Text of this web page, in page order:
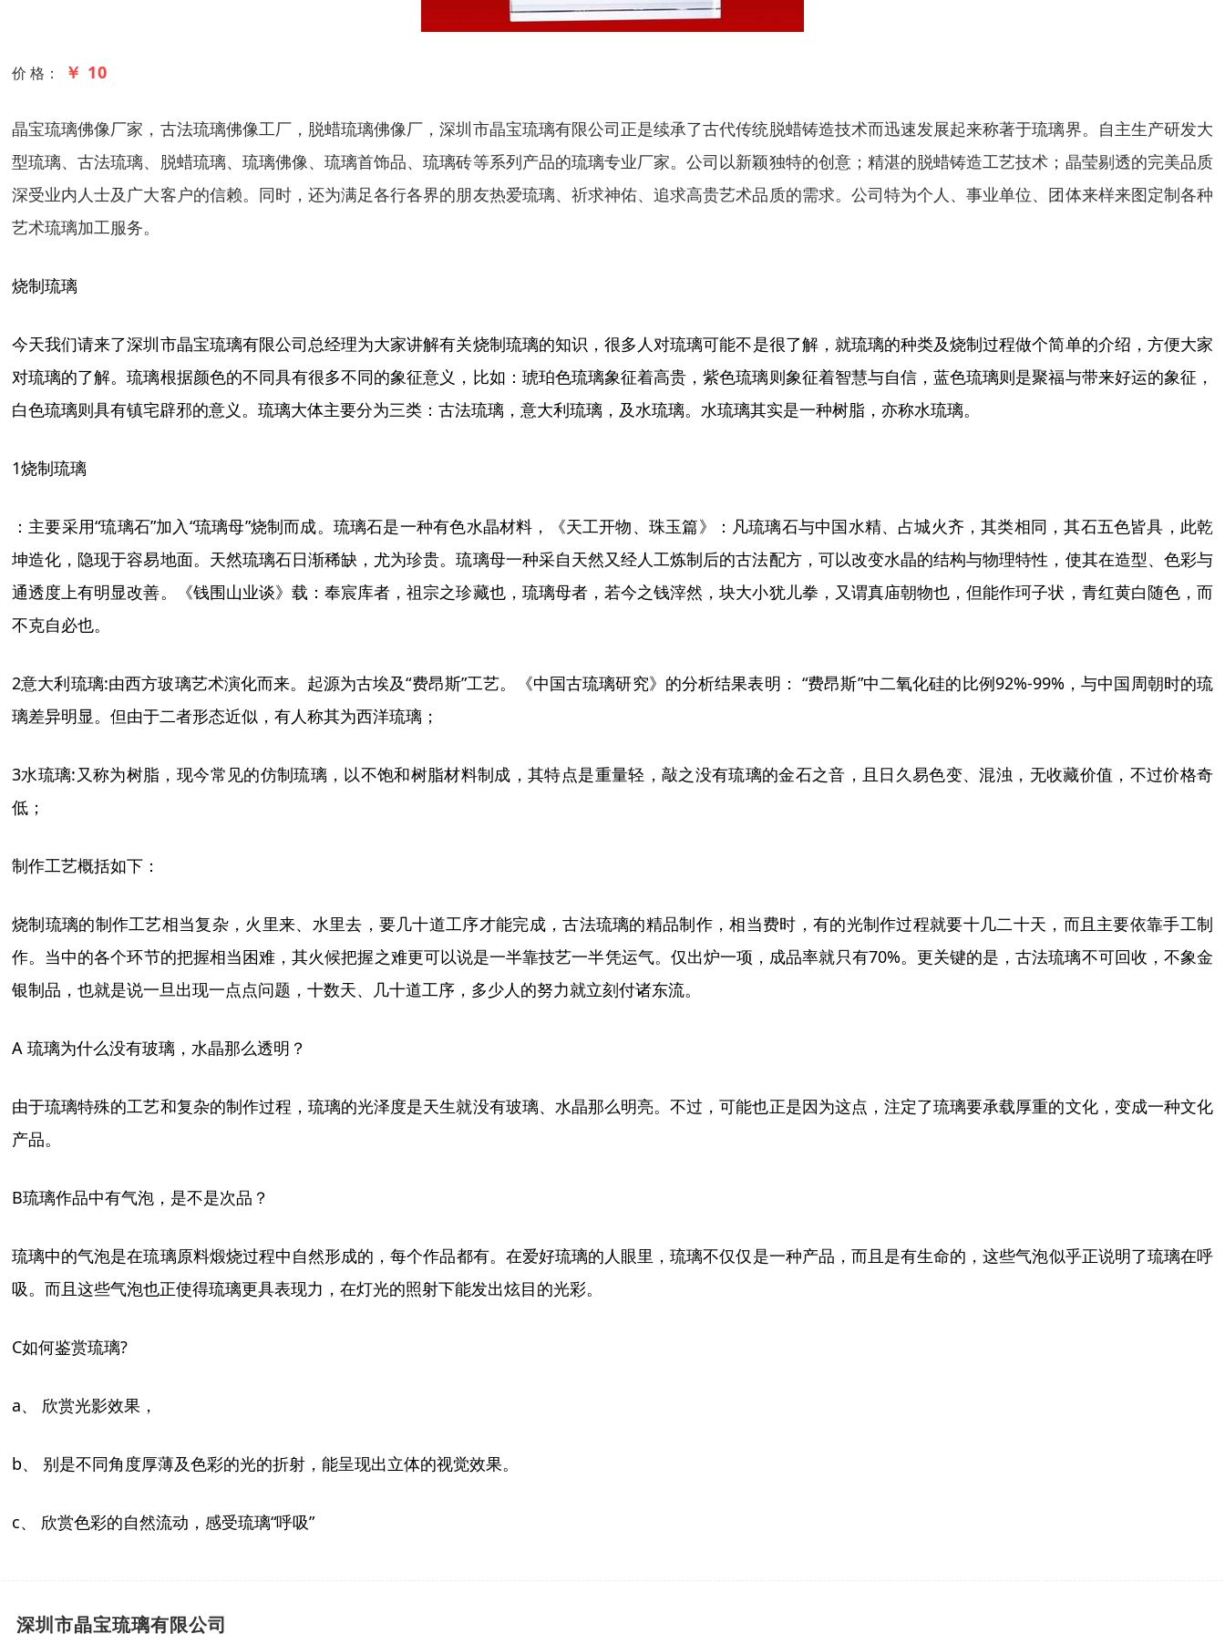
价 格： ￥ 10
晶宝琉璃佛像厂家，古法琉璃佛像工厂，脱蜡琉璃佛像厂，深圳市晶宝琉璃有限公司正是续承了古代传统脱蜡铸造技术而迅速发展起来称著于琉璃界。自主生产研发大
型琉璃、古法琉璃、脱蜡琉璃、琉璃佛像、琉璃首饰品、琉璃砖等系列产品的琉璃专业厂家。公司以新颖独特的创意；精湛的脱蜡铸造工艺技术；晶莹剔透的完美品质
深受业内人士及广大客户的信赖。同时，还为满足各行各界的朋友热爱琉璃、祈求神佑、追求高贵艺术品质的需求。公司特为个人、事业单位、团体来样来图定制各种
艺术琉璃加工服务。
烧制琉璃
今天我们请来了深圳市晶宝琉璃有限公司总经理为大家讲解有关烧制琉璃的知识， 很多人对琉璃可能不是很了解，就琉璃的种类及烧制过程做个简单的介绍，方便大家
对琉璃的了解。琉璃根据颜色的不同具有很多不同的象征意义，比如：琥珀色琉璃象征着高贵，紫色琉璃则象征着智慧与自信，蓝色琉璃则是聚福与带来好运的象征，
白色琉璃则具有镇宅辟邪的意义。琉璃大体主要分为三类：古法琉璃， 意大利琉璃，及水琉璃。水琉璃其实是一种树脂，亦称水琉璃。
1烧制琉璃
：主要采用“琉璃石”加入“琉璃母”烧制而成。 琉璃石是一种有色水晶材料，《天工开物、珠玉篇》：凡琉璃石与中国水精、占城火齐，其类相同，其石五色皆具，此乾
坤造化，隐现于容易地面。天然琉璃石日渐稀缺，尤为珍贵。琉璃母一种采自天然又经人工炼制后的古法配方，可以改变水晶的结构与物理特性，使其在造型、色彩与
通透度上有明显改善。《钱围山业谈》载：奉宸库者，祖宗之珍藏也，琉璃母者，若今之钱滓然，块大小犹儿拳，又谓真庙朝物也，但能作珂子状，青红黄白随色，而
不克自必也。
2意大利琉璃:由西方玻璃艺术演化而来。起源为古埃及“费昂斯”工艺。《中国古琉璃研究》的分析结果表明： “费昂斯”中二氧化硅的比例92%-99% ，与中国周朝时的琉
璃差异明显。但由于二者形态近似，有人称其为西洋琉璃；
3水琉璃:又称为树脂， 现今常见的仿制琉璃，以不饱和树脂材料制成，其特点是重量轻，敲之没有琉璃的金石之音，且日久易色变、混浊，无收藏价值，不过价格奇
低；
制作工艺概括如下 ：
烧制琉璃的制作工艺相当复杂，火里来、水里去，要几十道工序才能完成，古法琉璃的精品制作，相当费时，有的光制作过程就要十几二十天，而且主要依靠手工制
作。当中的各个环节的把握相当困难，其火候把握之难更可以说是一半靠技艺一半凭运气。仅出炉一项，成品率就只有70%。更关键的是，古法琉璃不可回收，不象金
银制品，也就是说一旦出现一点点问题，十数天、几十道工序，多少人的努力就立刻付诸东流。
A 琉璃为什么没有玻璃，水晶那么透明？
由于琉璃特殊的工艺和复杂的制作过程，琉璃的光泽度是天生就没有玻璃、水晶那么明亮。不过，可能也正是因为这点，注定了琉璃要承载厚重的文化，变成一种文化
产品。
B琉璃作品中有气泡，是不是次品？
琉璃中的气泡是在琉璃原料煅烧过程中自然形成的，每个作品都有。在爱好琉璃的人眼里，琉璃不仅仅是一种产品，而且是有生命的，这些气泡似乎正说明了琉璃在呼
吸。而且这些气泡也正使得琉璃更具表现力，在灯光的照射下能发出炫目的光彩。
C如何鉴赏琉璃?
a、 欣赏光影效果，
b、 别是不同角度厚薄及色彩的光的折射，能呈现出立体的视觉效果。
c、 欣赏色彩的自然流动，感受琉璃“呼吸”
深圳市晶宝琉璃有限公司